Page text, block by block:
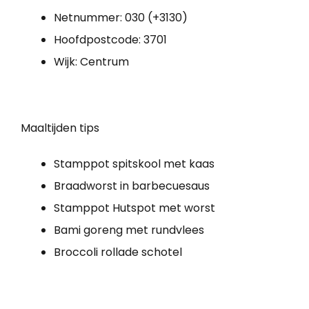
Netnummer: 030 (+3130)
Hoofdpostcode: 3701
Wijk: Centrum
Maaltijden tips
Stamppot spitskool met kaas
Braadworst in barbecuesaus
Stamppot Hutspot met worst
Bami goreng met rundvlees
Broccoli rollade schotel